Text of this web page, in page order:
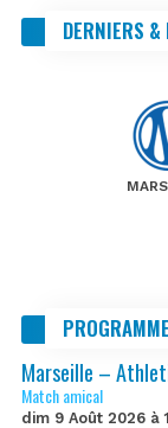
DERNIERS
Marseille –
Match amical
dim 9 Août 2026 à